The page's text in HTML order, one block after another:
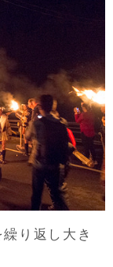
り返し大き